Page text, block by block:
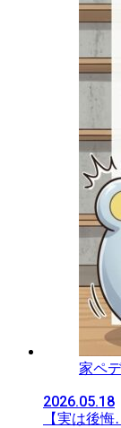
家ペ
2026.05.18
【実は後